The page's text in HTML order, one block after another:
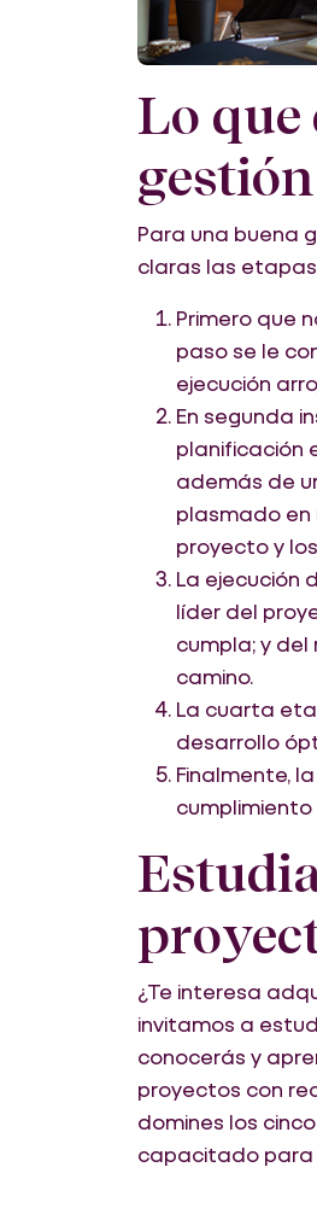
Lo que
Para una buena
claras las
Primero que
paso se le
ejecución
En segunda
planificación
además de
plasmado en
proyecto y
La ejecución
líder del
cumpla; y del
camino.
La cuarta
desarrollo
Finalmente,
¿Te interesa
invitamos a
conocerás y
proyectos con
domines los
capacitado para